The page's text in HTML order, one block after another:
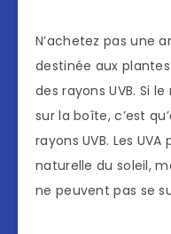
N’achetez pas une
destinée aux
des rayons UVB. Si
sur la boîte, c’est
rayons UVB. Les
naturelle du soleil,
ne peuvent pas se